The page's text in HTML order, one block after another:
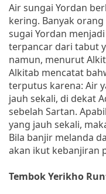
Air sungai Yordan
kering. Banyak
sugai Yordan
terpancar dari tabut
namun, menurut
Alkitab mencatat
terputus karena: Air
jauh sekali, di dekat
sebelah Sartan.
yang jauh sekali,
Bila banjir melanda
akan ikut kebanjiran
Tembok Yerikho